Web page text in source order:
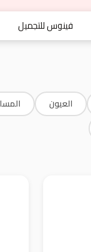
فينوس للتجميل
العيون